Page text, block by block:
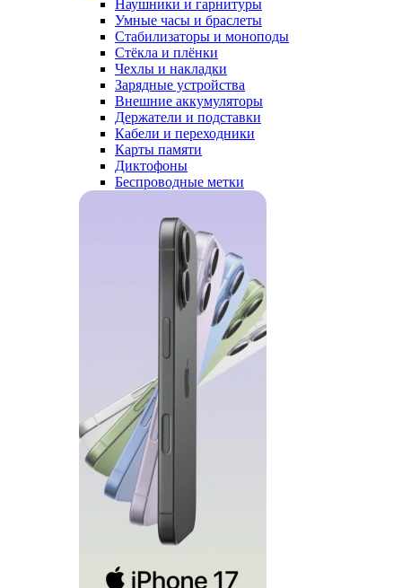
Наушники и гарнитуры
Умные часы и браслеты
Стабилизаторы и моноподы
Стёкла и плёнки
Чехлы и накладки
Зарядные устройства
Внешние аккумуляторы
Держатели и подставки
Кабели и переходники
Карты памяти
Диктофоны
Беспроводные метки